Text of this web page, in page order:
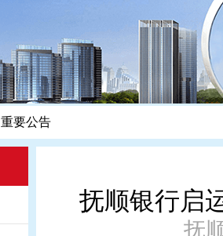
重要公告
抚顺银行启
抚